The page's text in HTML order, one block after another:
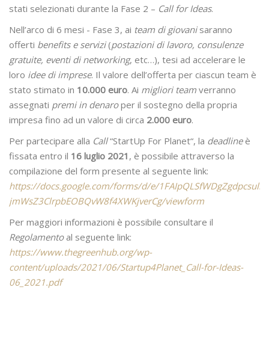
stati selezionati durante la Fase 2 – Call for Ideas.
Nell’arco di 6 mesi - Fase 3, ai team di giovanisaranno
offerti benefits e servizi(postazioni di lavoro, consulenze
gratuite, eventi di networking, etc…), tesi ad accelerare le
loro idee di imprese. Il valore dell’offerta per ciascun team è
stato stimato in 10.000 euro. Ai migliori team verranno
assegnati premi in denaroper il sostegno della propria
impresa fino ad un valore di circa 2.000 euro.
Per partecipare alla Call“StartUp For Planet“, la deadlineè
fissata entro il 16 luglio 2021 , è possibile attraverso la
compilazione del form presente al seguente link:
https://docs.google.com/forms/d/e/
jmWsZ3ClrpbEOBQvW8f4XWKjverCg/viewform
Per maggiori informazioni è possibile consultare il
Regolamentoal seguente link:
https://www.thegreenhub.org/wp-
content/uploads/2021/06/Startup4Planet_Call-for-Ideas-
06_2021.pdf